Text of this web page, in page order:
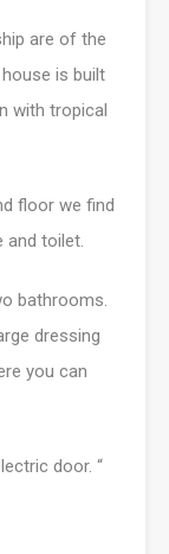
are of the
is built
with tropical
floor we find
and toilet.
bathrooms.
dressing
you can
door. “